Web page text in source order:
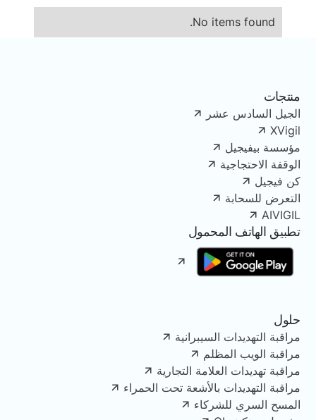
No items found.
منتجات
الجيل السادس عشر
XVigil
مؤسسة بيفيجيل
الوقفة الاحتجاجية
كن فيجيل
التعرض للسحابة
AIVIGIL
تطبيق الهاتف المحمول
حلول
مراقبة التهديدات السيبرانية
مراقبة الويب المظلم
مراقبة تهديدات العلامة التجارية
مراقبة التهديدات بالأشعة تحت الحمراء
المسح السري للشركاء